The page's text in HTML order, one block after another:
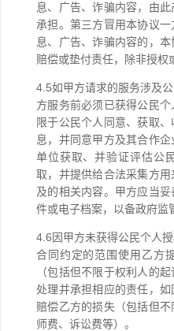
息、广告、诈骗内容，由
承担。第三方冒用本协议
息、广告、诈骗内容的，
赔偿或垫付责任，除非授权
4.5如甲方请求的服务涉及
方服务前必须已获得公民
限于公民个人同意、获取
息，并同意甲方及其合作
单位获取、并验证评估公
取，并提供给合法采集方
及的相关内容。甲方应当
件或电子档案，以备政府监
4.6因甲方未获得公民个人
合同约定的范围使用乙方
（包括但不限于权利人的
处理并承担相应的责任，
赔偿乙方的损失（包括但
师费、诉讼费等）。